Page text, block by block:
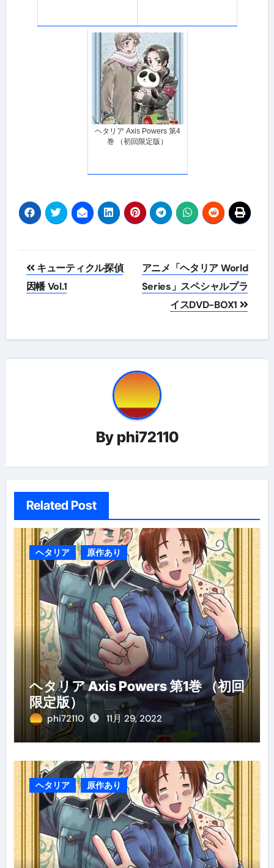
ヘタリア Axis Powers 第4
巻 （初回限定版）
投
稿
ビ
ゲ
ン
キューティクル探偵
因幡 Vol.1
アニメ「ヘタリア World
Series」スペシャルプラ
イスDVD-BOX1
By phi72110
Related Post
ヘタリア 原作あり
ヘタリア Axis Powers 第1巻 （初回
限定版）
phi72110 11月 29, 2022
ヘタリア 原作あり